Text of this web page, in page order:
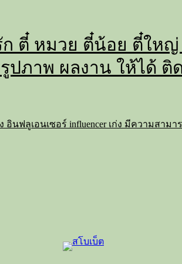
ก ตี๋ หมวย ตี๋น้อย ตี๋ให
ปภาพ ผลงาน ให้ได้ ติ
ฟลูเอนเซอร์ influencer เก่ง มีความสาม